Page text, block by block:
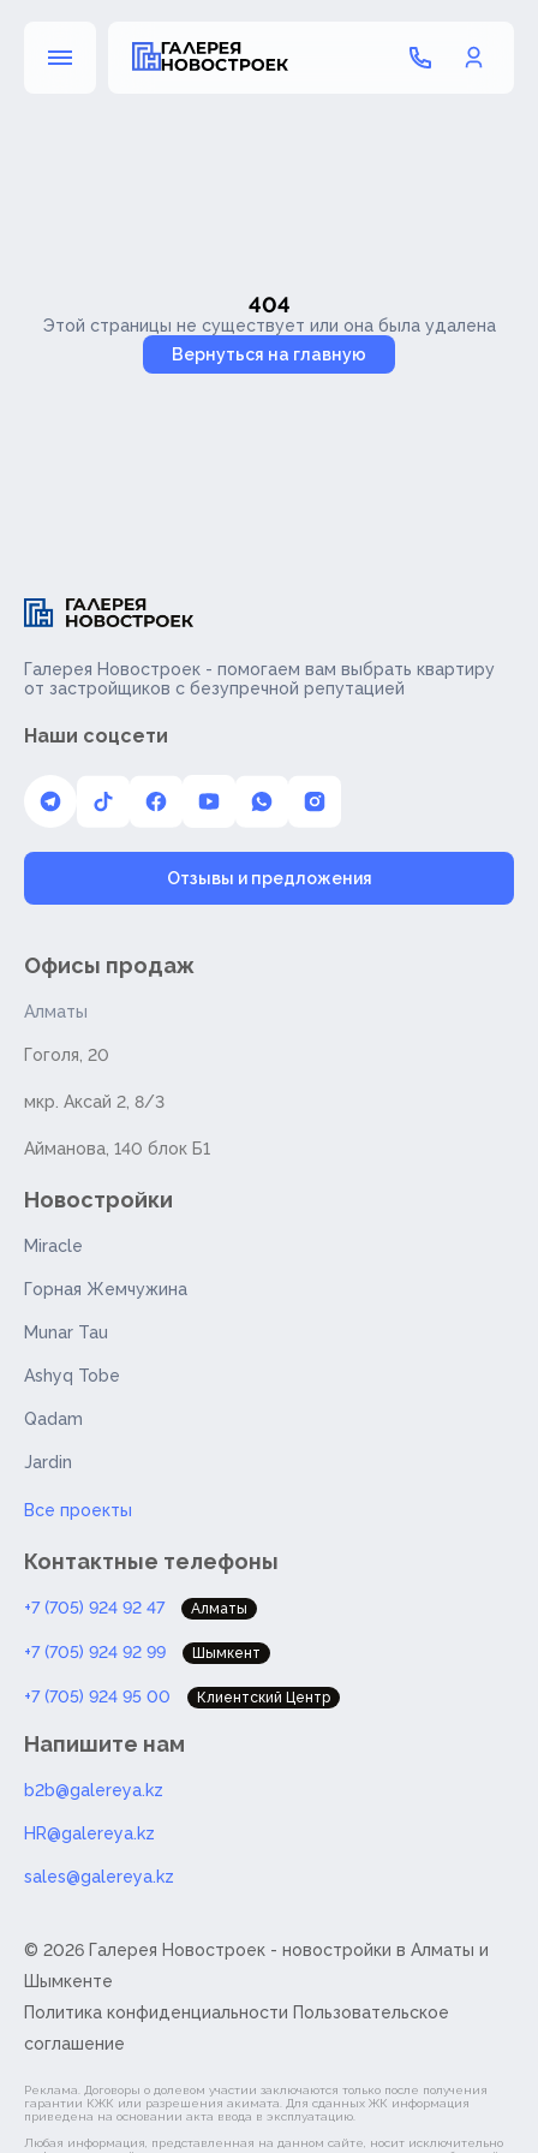
404
Этой страницы не существует или она была удалена
Вернуться на главную
Галерея Новостроек - помогаем вам выбрать квартиру
от застройщиков с безупречной репутацией
Наши соцсети
Отзывы и предложения
Офисы продаж
Алматы
Гоголя, 20
мкр. Аксай 2, 8/3
Айманова, 140 блок Б1
Новостройки
Miracle
Горная Жемчужина
Munar Tau
Ashyq Tobe
Qadam
Jardin
Все проекты
Контактные телефоны
+7 (705) 924 92 47 Алматы
+7 (705) 924 92 99 Шымкент
+7 (705) 924 95 00 Клиентский Центр
Напишите нам
b2b@galereya.kz
HR@galereya.kz
sales@galereya.kz
© 2026 Галерея Новостроек - новостройки в Алматы и
Шымкенте
Политика конфиденциальности Пользовательское
соглашение
Реклама. Договоры о долевом участии заключаются только после получения
гарантии КЖК или разрешения акимата. Для сданных ЖК информация
приведена на основании акта ввода в эксплуатацию.
Любая информация, представленная на данном сайте, носит исключительно